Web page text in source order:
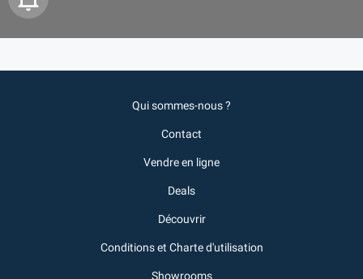
Qui sommes-nous ?
Contact
Vendre en ligne
Deals
Découvrir
Conditions et Charte d'utilisation
Showrooms